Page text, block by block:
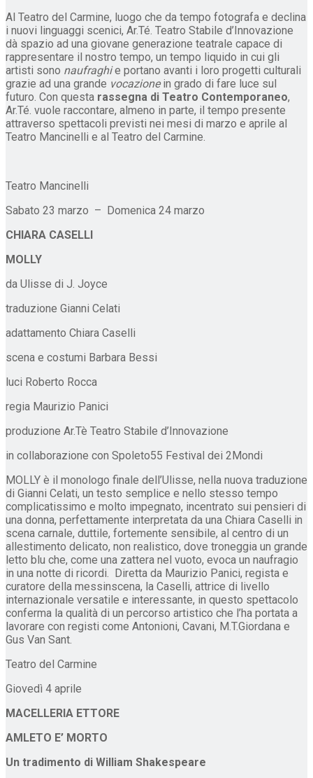
Al Teatro del Carmine, luogo che da tempo fotografa e declina
i nuovi linguaggi scenici, Ar.Té. Teatro Stabile d’Innovazione
dà spazio ad una giovane generazione teatrale capace di
rappresentare il nostro tempo, un tempo liquido in cui gli
artisti sono naufraghie portano avanti i loro progetti culturali
grazie ad una grande vocazionein grado di fare luce sul
futuro. Con questa rassegna di Teatro Contemporaneo,
Ar.Té. vuole raccontare, almeno in parte, il tempo presente
attraverso spettacoli previsti nei mesi di marzo e aprile al
Teatro Mancinelli e al Teatro del Carmine.
Teatro Mancinelli
Sabato 23 marzo – Domenica 24 marzo
CHIARA CASELLI
MOLLY
da Ulisse di J. Joyce
traduzione Gianni Celati
adattamento Chiara Caselli
scena e costumi Barbara Bessi
luci Roberto Rocca
regia Maurizio Panici
produzione Ar.Tè Teatro Stabile d’Innovazione
in collaborazione con Spoleto55 Festival dei 2Mondi
MOLLY è il monologo finale dell’Ulisse, nella nuova traduzione
di Gianni Celati, un testo semplice e nello stesso tempo
complicatissimo e molto impegnato, incentrato sui pensieri di
una donna, perfettamente interpretata da una Chiara Caselli in
scena carnale, duttile, fortemente sensibile, al centro di un
allestimento delicato, non realistico, dove troneggia un grande
letto blu che, come una zattera nel vuoto, evoca un naufragio
in una notte di ricordi. Diretta da Maurizio Panici, regista e
curatore della messinscena, la Caselli, attrice di livello
internazionale versatile e interessante, in questo spettacolo
conferma la qualità di un percorso artistico che l’ha portata a
lavorare con registi come Antonioni, Cavani, M.T.Giordana e
Gus Van Sant.
Teatro del Carmine
Giovedì 4 aprile
MACELLERIA ETTORE
AMLETO E’ MORTO
Un tradimento di William Shakespeare